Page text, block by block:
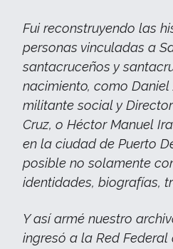
Fui reconstruyendo las
personas vinculadas a
santacruceños y
nacimiento, como Daniel
militante social y
Cruz, o Héctor Manuel
en la ciudad de Puerto
posible no solamente
identidades, biografías,
Y así armé nuestro
ingresó a la Red